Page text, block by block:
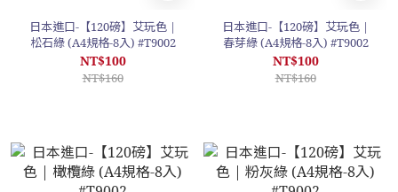
日本進口-【120磅】艾玩色 |
松石綠 (A4規格-8入) #T9002
NT$100
NT$160
日本進口-【120磅】艾玩色 |
春芽綠 (A4規格-8入) #T9002
NT$100
NT$160